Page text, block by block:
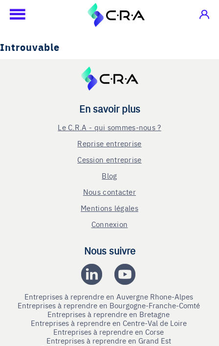
Introuvable
En savoir plus
Le C.R.A - qui sommes-nous ?
Reprise entreprise
Cession entreprise
Blog
Nous contacter
Mentions légales
Connexion
Nous suivre
Entreprises à reprendre en Auvergne Rhone-Alpes
Entreprises à reprendre en Bourgogne-Franche-Comté
Entreprises à reprendre en Bretagne
Entreprises à reprendre en Centre-Val de Loire
Entreprises à reprendre en Corse
Entreprises à reprendre en Grand Est